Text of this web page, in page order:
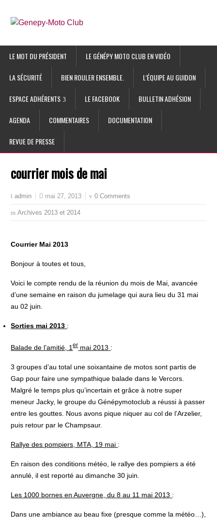
LE MOT DU PRÉSIDENT LE GÉNÉPY MOTO CLUB EN VIDÉO
LA SÉCURITÉ BIEN ROULER ENSEMBLE. L’ÉQUIPE AU GUIDON
ESPACE ADHÉRENTS LE FACEBOOK BULLETIN ADHÉSION
AGENDA COMMENTAIRES DOCUMENTATION
REVUE DE PRESSE
courrier mois de mai
admin mai 27, 2013 0 Comments
Archives 2013 et 2014
Courrier Mai 2013
Bonjour à toutes et tous,
Voici le compte rendu de la réunion du mois de Mai, avancée
d’une semaine en raison du jumelage qui aura lieu du 31 mai
au 02 juin.
Sorties mai 2013 :
Balade de l’amitié, 1ermai 2013 :
3 groupes d’au total une soixantaine de motos sont partis de
Gap pour faire une sympathique balade dans le Vercors.
Malgré le temps plus qu’incertain et grâce à notre super
meneur Jacky, le groupe du Génépymotoclub a réussi à passer
entre les gouttes. Nous avons pique niquer au col de l’Arzelier,
puis retour par le Champsaur.
Rallye des pompiers, MTA, 19 mai :
En raison des conditions météo, le rallye des pompiers a été
annulé, il est reporté au dimanche 30 juin.
Les 1000 bornes en Auvergne, du 8 au 11 mai 2013 :
Dans une ambiance au beau fixe (presque comme la météo…),